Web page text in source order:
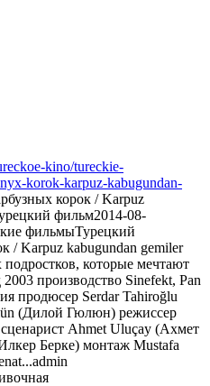
kino/tureckie-
korok-karpuz-kabugundan-
корок / Karpuz
фильм2014-08-
фильмыТурецкий
/ Karpuz kabugundan gemiler
которые мечтают
производство Sinefekt, Pan
продюсер Serdar Tahiroğlu
(Дилой Гюлюн) режиссер
Ahmet Uluçay (Ахмет
Берке) монтаж Mustafa
admin